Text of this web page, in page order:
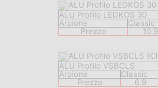
ALU Profilo LEDKOS 30
Arpione
Classic
Prezzo
10.9
ALU Profilo VSBCLS
Arpione
Classic
Prezzo
6.9